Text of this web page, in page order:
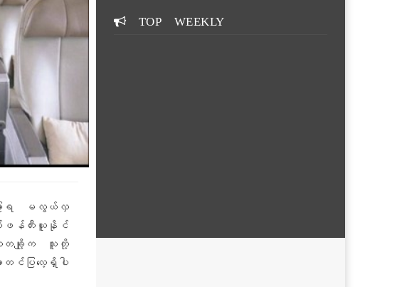
ားရ မလွယ်လှ
ဖန်တီးယူနိုင်
လူတချို့က သူတို့
တင်ပြလေ့ရှိပါ
TOP WEEKLY